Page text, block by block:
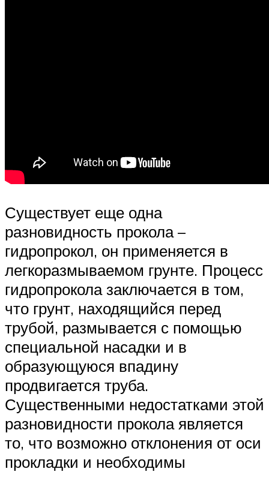
Существует еще одна
разновидность прокола –
гидропрокол, он применяется в
легкоразмываемом грунте. Процесс
гидропрокола заключается в том,
что грунт, находящийся перед
трубой, размывается с помощью
специальной насадки и в
образующуюся впадину
продвигается труба.
Существенными недостатками этой
разновидности прокола является
то, что возможно отклонения от оси
прокладки и необходимы